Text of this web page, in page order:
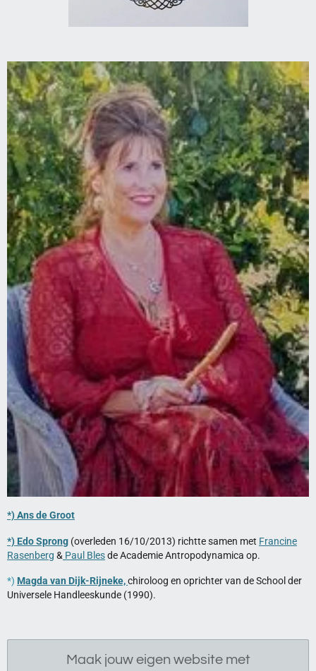
*) Ans de Groot
*) Edo Sprong (overleden 16/10/2013) richtte samen met Francine
Rasenberg & Paul Blesde Academie Antropodynamica op.
*) Magda van Dijk-Rijneke,chiroloog en oprichter van de School der
Universele Handleeskunde (1990).
Maak jouw eigen website met